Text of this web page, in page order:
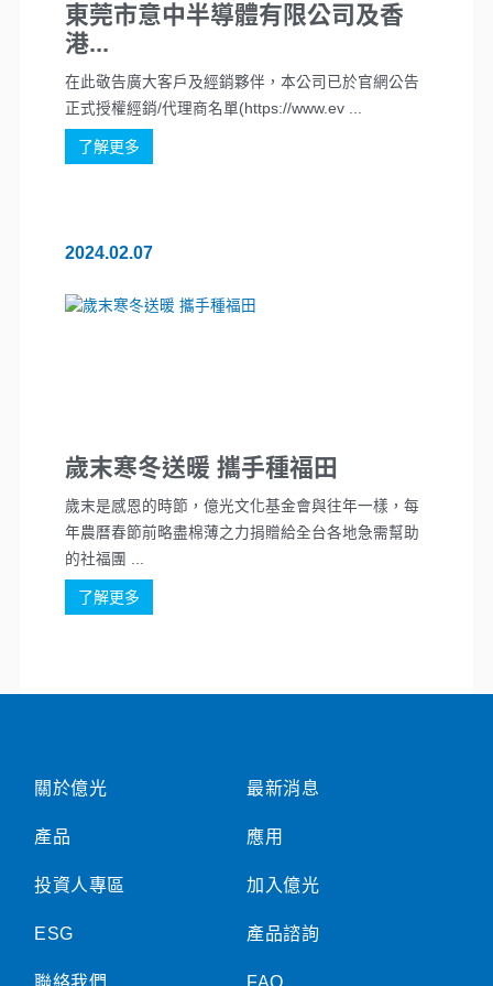
東莞市意中半導體有限公司及香
港...
在此敬告廣大客戶及經銷夥伴，本公司已於官網公告
正式授權經銷/代理商名單(https://www.ev ...
了解更多
2024.02.07
歲末寒冬送暖 攜手種福田
歲末是感恩的時節，億光文化基金會與往年一樣，每
年農曆春節前略盡棉薄之力捐贈給全台各地急需幫助
的社福團 ...
了解更多
關於億光
產品
投資人專區
ESG
最新消息
應用
加入億光
產品諮詢